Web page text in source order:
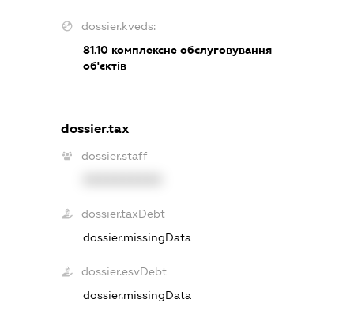
dossier.kveds:
81.10 комплексне обслуговування
об'єктів
dossier.tax
dossier.staff
dossier.taxDebt
dossier.missingData
dossier.esvDebt
dossier.missingData